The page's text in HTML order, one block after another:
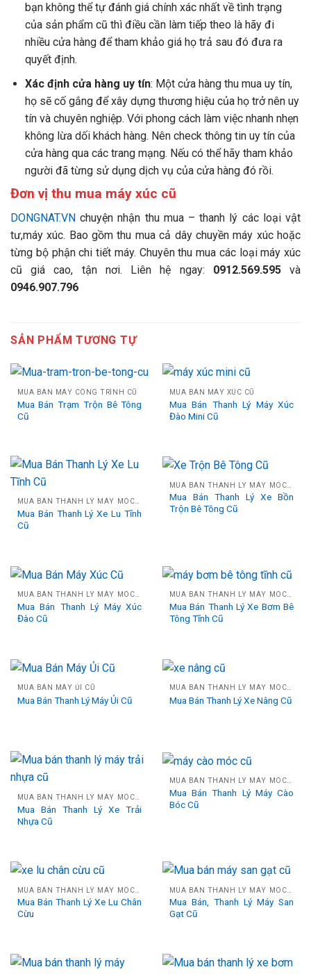
bạn không thể tự đánh giá chính xác nhất về tình trạng
của sản phẩm cũ thì điều cần làm tiếp theo là hãy đi
nhiều cửa hàng để tham khảo giá họ trả sau đó đưa ra
quyết định.
Xác định cửa hàng uy tín: Một cửa hàng thu mua uy tín,
họ sẽ cố gắng để xây dựng thương hiệu của họ trở nên uy
tín và chuyên nghiệp. Với phong cách làm việc nhanh nhẹn
không lừa dối khách hàng. Nên check thông tin uy tín của
cửa hàng qua các trang mạng. Nếu có thể hãy tham khảo
người đã từng sử dụng dịch vụ của cửa hàng đó rồi.
Đơn vị thu mua máy xúc cũ
DONGNAT.VN chuyện nhận thu mua – thanh lý các loại vật
tư,máy xúc. Bao gồm thu mua cả dây chuyền máy xúc hoặc
từng bộ phận chi tiết máy. Chuyên thu mua các loại máy xúc
cũ giá cao, tận nơi. Liên hệ ngay: 0912.569.595và
0946.907.796
SẢN PHẨM TƯƠNG TỰ
MUA BÁN MÁY CÔNG TRÌNH CŨ
Mua Bán Trạm Trộn Bê Tông
Cũ
MUA BÁN MÁY XÚC CŨ
Mua Bán Thanh Lý Máy Xúc
Đào Mini Cũ
MUA BÁN THANH LÝ MÁY MÓC CÔNG TRÌNH CŨ
Mua Bán Thanh Lý Xe Lu Tĩnh
Cũ
Mua Bán Thanh Lý Xe Bồn
Trộn Bê Tông Cũ
MUA BÁN THANH LÝ MÁY MÓC CÔNG TRÌNH CŨ
Mua Bán Thanh Lý Máy Xúc
Đào Cũ
MUA BÁN THANH LÝ MÁY MÓC CÔNG TRÌNH CŨ
Mua Bán Thanh Lý Xe Bơm Bê
Tông Tĩnh Cũ
MUA BÁN MÁY ỦI CŨ
Mua Bán Thanh Lý Máy Ủi Cũ Mua Bán Thanh Lý Xe Nâng Cũ
Mua Bán Thanh Lý Xe Trải
Nhựa Cũ
Mua Bán Thanh Lý Máy Cào
Bóc Cũ
Mua Bán Thanh Lý Xe Lu Chân
Cừu
Mua Bán, Thanh Lý Máy San
Gạt Cũ